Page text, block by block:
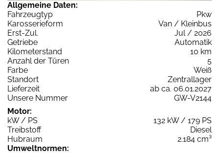
Allgemeine Daten:
Fahrzeugtyp
Pkw
Karosserieform
Van / Kleinbus
Erst-Zul.
Jul / 2026
Getriebe
Automatik
Kilometerstand
10 km
Anzahl der Türen
5
Farbe
Weiß
Standort
Zentrallager
Lieferzeit
ab ca. 06.01.2027
Unsere Nummer
GW-V2144
Motor:
kW / PS
132 kW / 179 PS
Treibstoff
Diesel
Hubraum
2.184 cm³
Umweltnormen: